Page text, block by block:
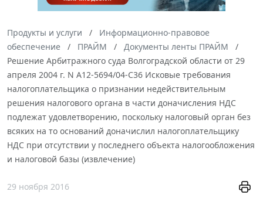
Продукты и услуги
Информационно-правовое
обеспечение
ПРАЙМ
Документы ленты ПРАЙМ
Решение Арбитражного суда Волгоградской области от 29
апреля 2004 г. N А12-5694/04-С36 Исковые требования
налогоплательщика о признании недействительным
решения налогового органа в части доначисления НДС
подлежат удовлетворению, поскольку налоговый орган без
всяких на то оснований доначислил налогоплательщику
НДС при отсутствии у последнего объекта налогообложения
и налоговой базы (извлечение)
29 ноября 2016